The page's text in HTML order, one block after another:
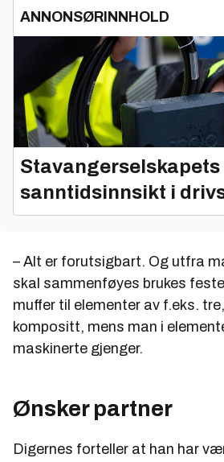
ANNONSØRINNHOLD
sanntidsinnsikt i
– Alt er forutsigbart. Og utfra
skal sammenføyes brukes
muffer til elementer av f.eks.
kompositt, mens man i
maskinerte gjenger.
Ønsker partner
Digernes forteller at han har